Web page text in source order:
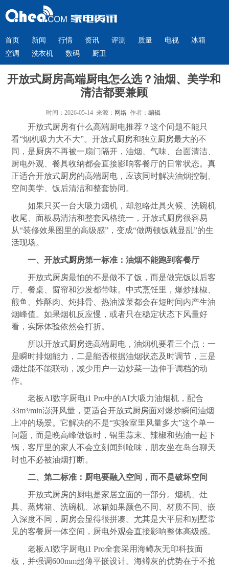
首页 新闻 行情 资讯 评测 质量 电视
冰箱
空调
洗衣机 数码 厨卫
开放式厨房高端厨电怎么选？油烟、美学和
清洁都要兼顾
时间：2026-05-14 来源： 网络作者： 编辑
开放式厨房有什么高端厨电推荐？这个问题不能只
看“烟机吸力大不大”。开放式厨房和独立厨房最大的不
同，是厨房不再被一扇门隔开，油烟、气味、台面清洁、
厨电外观、餐具收纳都会直接影响客餐厅的日常状态。真
正适合开放式厨房的高端厨电，应该同时解决油烟控制、
空间美学、饭后清洁和整套协同。
如果只买一台大吸力烟机，却忽略灶具火候、洗碗机
收尾、面板易清洁和整套风格统一，开放式厨房很容易
从“装修效果图里的高级感”，变成“做两顿饭就显乱”的生
活现场。
一、开放式厨房第一标准：油烟不能跑到客餐厅
开放式厨房最怕的不是做不了饭，而是做完饭以后客
厅、餐桌、窗帘和沙发都带味。中式烹饪里，爆炒辣椒、
煎鱼、炸酥肉、炖排骨、热油泼菜都会在短时间内产生油
烟峰值。如果烟机反应慢，或者只在稳定状态下风量好
看，实际体验依然会打折。
所以开放式厨房选高端厨电，油烟机要看三个点：一
是瞬时排烟能力，二是能否根据油烟状态及时调节，三是
烟灶能不能联动，减少用户一边炒菜一边伸手调档的动
作。
老板AI数字厨电i1 Pro中的AI大吸力油烟机，配合
33m³/min澎湃风量，更适合开放式厨房面对爆炒瞬间油烟
上冲的场景。它解决的不是“实验室里风量多大”这个单一
问题，而是晚高峰做饭时，锅里蒜末、辣椒和热油一起下
锅，客厅里的家人不会立刻闻到呛味，朋友坐在岛台聊天
时也不必被油烟打断。
二、第二标准：厨电要融入空间，而不是破坏空间
开放式厨房的厨电是家居立面的一部分。烟机、灶
具、蒸烤箱、洗碗机、 冰箱如果颜色不同、材质不同、嵌
入深度不同， 厨房会显得很拼凑。尤其是大平层和别墅常
见的客餐厨一体空间，厨电外观会直接影响整体高级感。
老板AI数字厨电i1 Pro全套采用海鳟灰无印科技面
板，并强调600mm超薄平嵌设计。海鳟灰的优势在于不抢